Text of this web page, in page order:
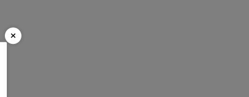
×